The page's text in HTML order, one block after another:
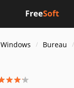
Windows Bureau